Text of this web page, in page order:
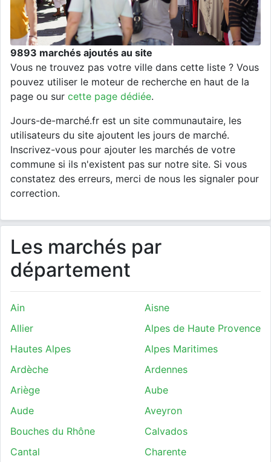
9893 marchés ajoutés au site
Vous ne trouvez pas votre ville dans cette liste ? Vous
pouvez utiliser le moteur de recherche en haut de la
page ou sur cette page dédiée.
Jours-de-marché.fr est un site communautaire, les
utilisateurs du site ajoutent les jours de marché.
Inscrivez-vous pour ajouter les marchés de votre
commune si ils n'existent pas sur notre site. Si vous
constatez des erreurs, merci de nous les signaler pour
correction.
Les marchés par
département
Ain
Aisne
Allier
Alpes de Haute Provence
Hautes Alpes
Alpes Maritimes
Ardèche
Ardennes
Ariège
Aube
Aude
Aveyron
Bouches du Rhône
Calvados
Cantal
Charente